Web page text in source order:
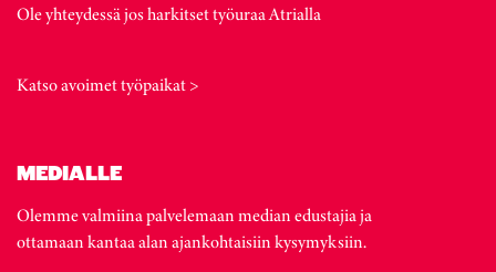
Ole yhteydessä jos harkitset työuraa Atrialla
Katso avoimet työpaikat >
MEDIALLE
Olemme valmiina palvelemaan median edustajia ja
ottamaan kantaa alan ajankohtaisiin kysymyksiin.